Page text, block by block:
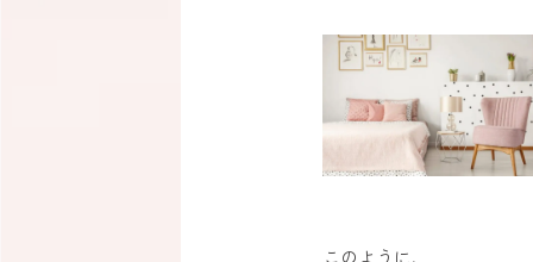
このように、